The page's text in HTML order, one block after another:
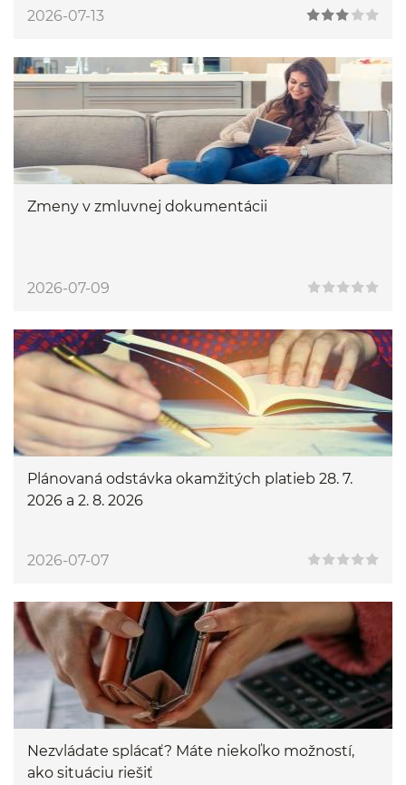
2026-07-13
Zmeny v zmluvnej dokumentácii
2026-07-09
Plánovaná odstávka okamžitých platieb 28. 7.
2026 a 2. 8. 2026
2026-07-07
Nezvládate splácať? Máte niekoľko možností,
ako situáciu riešiť